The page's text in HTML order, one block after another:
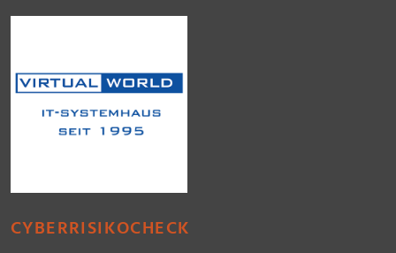
CYBERRISIKOCHECK